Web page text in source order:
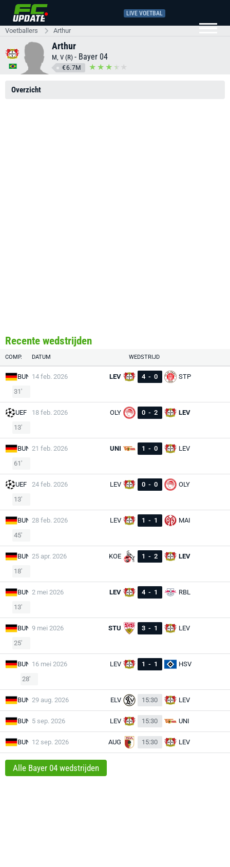
LIVE VOETBAL
Voetballers Arthur
Arthur
M, V (R) - Bayer 04
€6.7M
Overzicht
Recente wedstrijden
COMP. DATUM WEDSTRIJD
BUN 14 feb. 2026 LEV 4 - 0
STP
31'
UEF 18 feb. 2026 OLY 0 - 2
LEV
13'
BUN 21 feb. 2026 UNI 1 - 0
LEV
61'
UEF 24 feb. 2026 LEV 0 - 0
OLY
13'
BUN 28 feb. 2026 LEV 1 - 1
MAI
45'
BUN 25 apr. 2026 KOE 1 - 2
LEV
18'
BUN 2 mei 2026 LEV 4 - 1
RBL
13'
BUN 9 mei 2026 STU 3 - 1
LEV
25'
BUN 16 mei 2026 LEV 1 - 1
HSV
28'
BUN 29 aug. 2026 ELV 15:30 LEV
BUN 5 sep. 2026 LEV 15:30 UNI
BUN 12 sep. 2026 AUG 15:30 LEV
Alle Bayer 04 wedstrijden